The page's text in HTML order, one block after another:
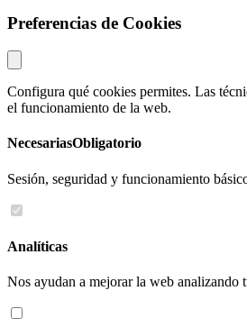
Preferencias de Cookies
Configura qué cookies permites. Las
el funcionamiento de la web.
NecesariasObligatorio
Sesión, seguridad y funcionamiento
Analíticas
Nos ayudan a mejorar la web analizando